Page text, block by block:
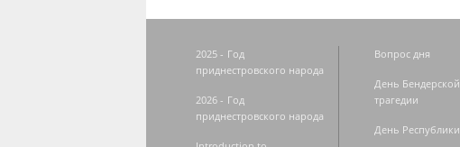
2025 - Год
приднестровского народа
2026 - Год
приднестровского народа
Вопрос дня
День Бендерской
трагедии
День Республики